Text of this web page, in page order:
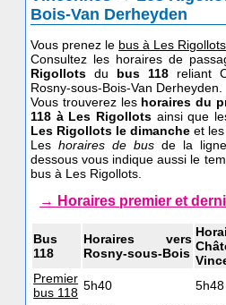
Bois-Van Derheyden
Vous prenez le bus à Les Rigollots
Consultez les horaires de
Rigollots du bus 118 reliant
Rosny-sous-Bois-Van Derheyden.
Vous trouverez les horaires du
118 à Les Rigollotsainsi que
Les Rigollots le dimanche et les
Leshoraires de bus de la
dessous vous indique aussi le
bus à Les Rigollots.
→ Horaires premier et
Bus
118
Horaires vers
Rosny-sous-Bois
Premier
bus 118 5h40 5h48